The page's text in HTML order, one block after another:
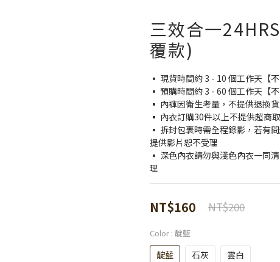
三效合一
覆款)
▪️ 現貨時間約 3 - 10 個工作天【不
▪️ 預購時間約 3 - 60 個工作天【不
▪️ 內褲因衛生考量，不提供退換
▪️ 內衣訂購30件以上不提供超商
▪️ 拆封包裹時需全程錄影，若有
提供影片恕不受理
▪️ 深色內衣請勿與淺色內衣一同
理
NT$160 NT$200
Color : 靛藍
靛藍 石灰 雲白